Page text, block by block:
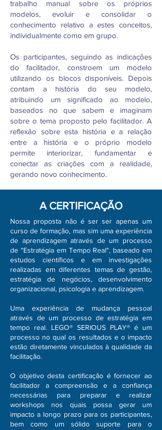
trabalho manual sobre os próprios
modelos, evoluir e consolidar o
conhecimento relativo a estes conceitos,
individualmente como em grupo.
Os participantes, seguindo as indicações
do facilitador, constroem um modelo
utilizando os blocos disponíveis. Depois
contam a história do seu modelo,
atribuindo um significado ao modelo,
baseados no que sabem e imaginam
sobre o tema proposto pelo facilitador. A
reflexão sobre esta história e a relação
entre a história e o próprio modelo
permite interiorizar, fundamentar e
conectar as criações com a realidade,
gerando novo conhecimento.
A CERTIFICAÇÃO
Nossa proposta não é ser ser apenas um
curso de formação, mas sim uma experiência
de aprendizagem através de um processo
de "Estratégia em Tempo Real", baseado em
estudos científicos e em investigações
realizadas em diferentes temas de gestão,
estratégia de negócios, desenvolvimento
organizacional, psicologia e aprendizagem.
Uma experiência de mudança pessoal
através de um processo de estratégia em
tempo real. LEGO® SERIOUS PLAY® é um
processo no qual os resultados e o impacto
estão diretamente vinculados à qualidade da
facilitação.
O objetivo desta certificação é fornecer ao
facilitador a compreensão e a confiança
necessárias para preparar e realizar
workshops nos quais possa gerar um
impacto a longo prazo para os participantes,
bem como um sólido suporte para o